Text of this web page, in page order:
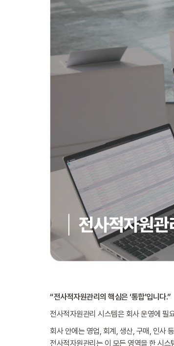
“전사적자원관리의 핵심은 ‘통합’입니다.”
전사적자원관리 시스템은 회사 운영에 필
회사 안에는 영업, 회계, 생산, 구매, 인사
전사적자원관리는 이 모든 영역을 한 시